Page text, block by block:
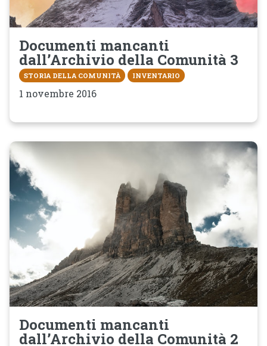
Documenti mancanti
dall’Archivio della Comunità 3
STORIA DELLA COMUNITÀ INVENTARIO
1 novembre 2016
Documenti mancanti
dall’Archivio della Comunità 2